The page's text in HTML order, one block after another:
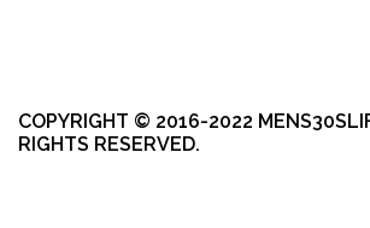
COPYRIGHT © 2016-2022
RIGHTS RESERVED.